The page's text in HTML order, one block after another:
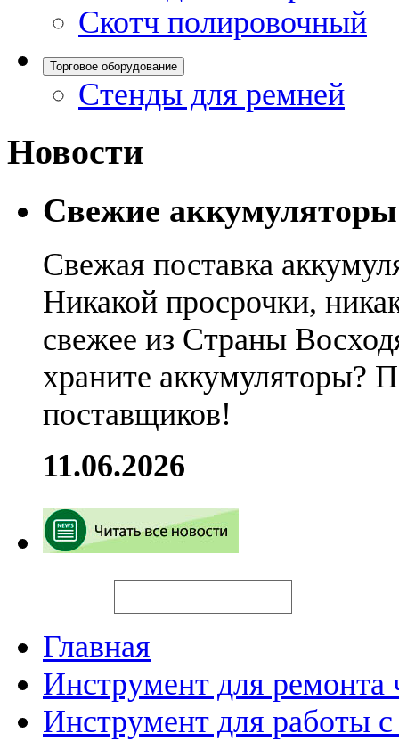
Скотч полировочный
Торговое оборудование
Стенды для ремней
Новости
Свежие
Свежая поставка
Никакой просрочки,
свежее из Страны
храните аккумуляторы?
поставщиков!
11.06.2026
Главная
Инструмент для ремонта
Инструмент для работы